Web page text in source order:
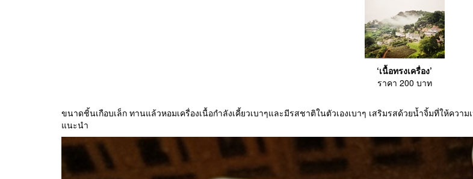
‘เนื้อทรงเครื่อง’
ราคา 200 บาท
ขนาดชิ้นเกือบเล็ก ทานแล้วหอมเครื่องเนื้อกำลังเคี้ยวเบาๆและมีรสชาติในตัวเองเบาๆ เสริมรสด้วยน้ำจิ้มที่ให้ควา
แนะนำ